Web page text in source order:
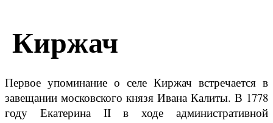
Киржач
Первое упоминание о селе Киржач встречается в
завещании московского князя Ивана Калиты. В 1778
году Екатерина II в ходе административной